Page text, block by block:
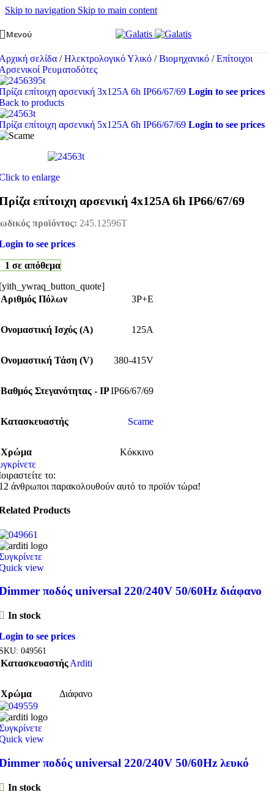
Skip to navigation Skip to main content
Μενού
σελίδα / Ηλεκτρολογικό Υλικό / Βιομηχανικό / Επίτοιχοι
Ρευματοδότες
επίτοιχη αρσενική 3x125A 6h IP66/67/69 Login to see prices
to products
επίτοιχη αρσενική 5x125A 6h IP66/67/69 Login to see prices
to enlarge
επίτοιχη αρσενική 4x125A 6h IP66/67/69
προϊόντος: 245.12596T
to see prices
1 σε απόθεμα
Αριθμός Πόλων
3P+E
Ονομαστική Ισχύς (Α) 125A
Ονομαστική Τάση (V) 380-415V
Βαθμός Στεγανότητας - IPIP66/67/69
Κατασκευαστής Scame
Χρώμα
Κόκκινο
το:
άνθρωποι παρακολουθούν αυτό το προϊόν τώρα!
Products
view
ποδός universal 220/240V 50/60Hz διάφανο
In stock
to see prices
049561
ΚατασκευαστήςArditi
Χρώμα Διάφανο
view
ποδός universal 220/240V 50/60Hz λευκό
In stock